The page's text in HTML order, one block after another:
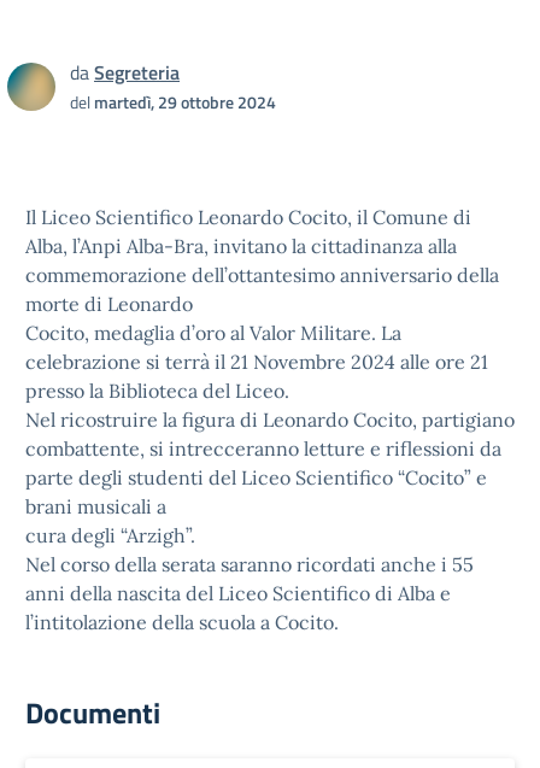
daSegreteria
delmartedì, 29 ottobre 2024
Il Liceo Scientifico Leonardo Cocito, il Comune di
Alba, l’Anpi Alba-Bra, invitano la cittadinanza alla
commemorazione dell’ottantesimo anniversario della
morte di Leonardo
Cocito, medaglia d’oro al Valor Militare. La
celebrazione si terrà il 21 Novembre 2024 alle ore 21
presso la Biblioteca del Liceo.
Nel ricostruire la figura di Leonardo Cocito, partigiano
combattente, si intrecceranno letture e riflessioni da
parte degli studenti del Liceo Scientifico “Cocito” e
brani musicali a
cura degli “Arzigh”.
Nel corso della serata saranno ricordati anche i 55
anni della nascita del Liceo Scientifico di Alba e
l’intitolazione della scuola a Cocito.
Documenti